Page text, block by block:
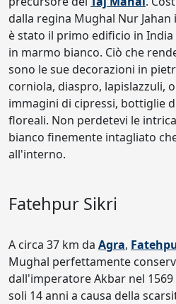
dalla regina Mughal Nur
è stato il primo edificio in
in marmo bianco. Ciò che
sono le sue decorazioni in
corniola, diaspro, lapislazzuli,
immagini di cipressi, bottiglie
floreali. Non perdetevi le
bianco finemente intagliato
all'interno.
Fatehpur Sikri
A circa 37 km da Agra,
Mughal perfettamente
dall'imperatore Akbar nel
soli 14 anni a causa della